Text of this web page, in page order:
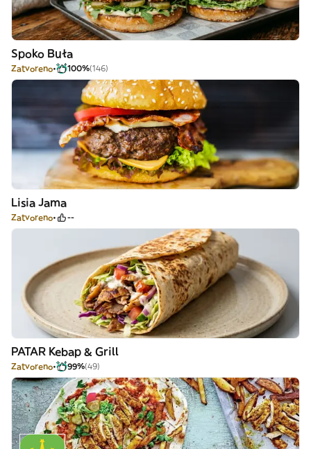
Spoko Buła
Zatvoreno 100%(146)
Lisia Jama
Zatvoreno --
PATAR Kebap & Grill
Zatvoreno 99%(49)